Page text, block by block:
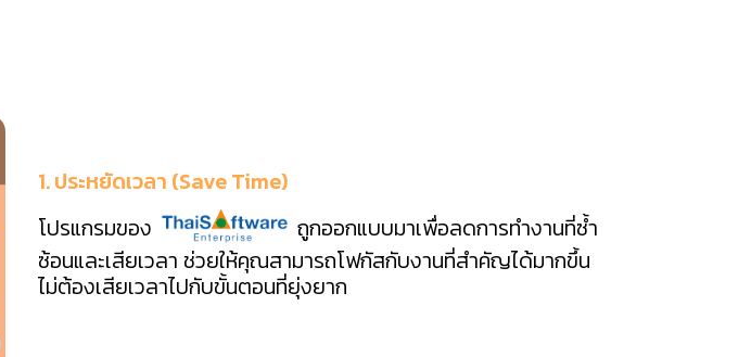
1. ประหยัดเวลา (Save Time)
โปรแกรมของ
ถูกออกแบบมาเพื่อลดการทำงานที่ซ้ำ
ซ้อนและเสียเวลา ช่วยให้คุณสามารถโฟกัสกับงานที่สำคัญได้มากขึ้น
ไม่ต้องเสียเวลาไปกับขั้นตอนที่ยุ่งยาก